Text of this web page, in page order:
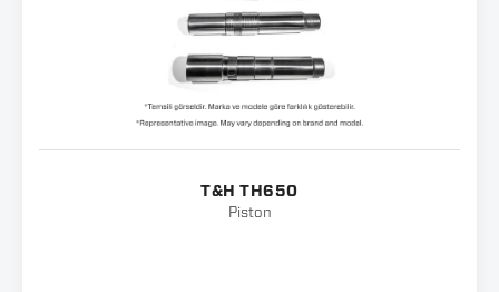
T&H TH650
Piston